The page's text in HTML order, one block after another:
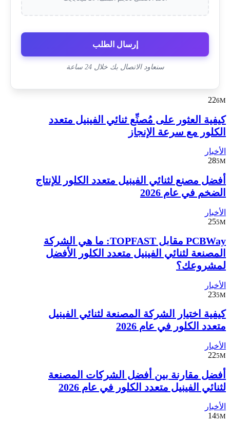
إرسال الطلب
سنعاود الاتصال بك خلال 24 ساعة
226M
كيفية العثور على مُصنِّع ثنائي الفينيل متعدد
الكلور مع سرعة الإنجاز
الأخبار
285M
أفضل مصنع لثنائي الفينيل متعدد الكلور للإنتاج
الضخم في عام 2026
الأخبار
255M
PCBWay مقابل TOPFAST: ما هي الشركة
المصنعة لثنائي الفينيل متعدد الكلور الأفضل
لمشروعك؟
الأخبار
235M
كيفية اختيار الشركة المصنعة لثنائي الفينيل
متعدد الكلور في عام 2026
الأخبار
225M
أفضل مقارنة بين أفضل الشركات المصنعة
لثنائي الفينيل متعدد الكلور في عام 2026
الأخبار
145M